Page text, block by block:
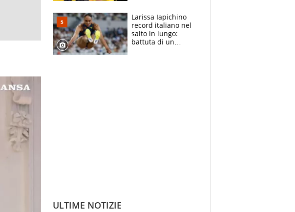
rischio da evitare
Larissa Iapichino
record italiano nel
salto in lungo:
battuta di un
ULTIME NOTIZIE